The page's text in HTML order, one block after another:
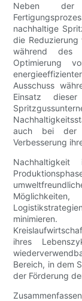
Neben der
nachhaltige
die
während des
Optimierung
Ausschuss
Einsatz dieser
auch bei der
Verbesserung
ihres
Bereich, in dem
der Förderung